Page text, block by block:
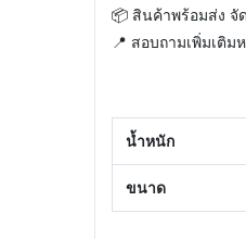
📦 สินค้าพร้อมส่ง จั
📍 สอบถามเพิ่มเติม
น้ำหนัก
ขนาด